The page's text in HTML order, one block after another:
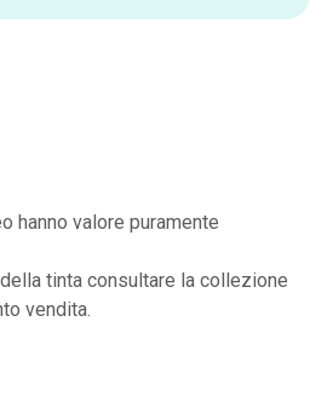
hanno valore puramente
tinta consultare la collezione
vendita.